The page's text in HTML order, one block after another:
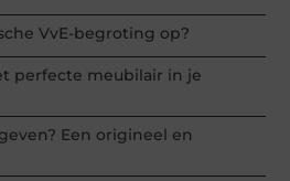
VvE-begroting op?
perfecte meubilair in je
Een origineel en